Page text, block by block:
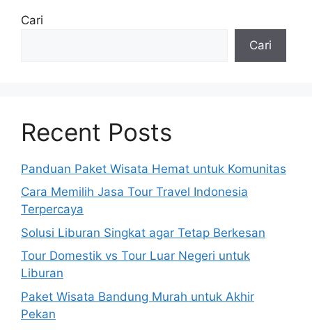
Cari
Cari
Recent Posts
Panduan Paket Wisata Hemat untuk Komunitas
Cara Memilih Jasa Tour Travel Indonesia
Terpercaya
Solusi Liburan Singkat agar Tetap Berkesan
Tour Domestik vs Tour Luar Negeri untuk
Liburan
Paket Wisata Bandung Murah untuk Akhir
Pekan